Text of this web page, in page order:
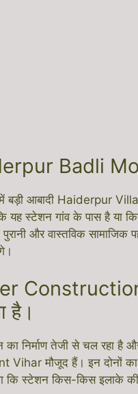
Badli
बड़ी आबादी Haiderpur
यह स्टेशन गांव के पास है
और वास्तविक
है।
निर्माण तेजी से चल रहा है
Vihar मौजूद हैं। इन दोनों का
कि स्टेशन किस-किस इलाके की